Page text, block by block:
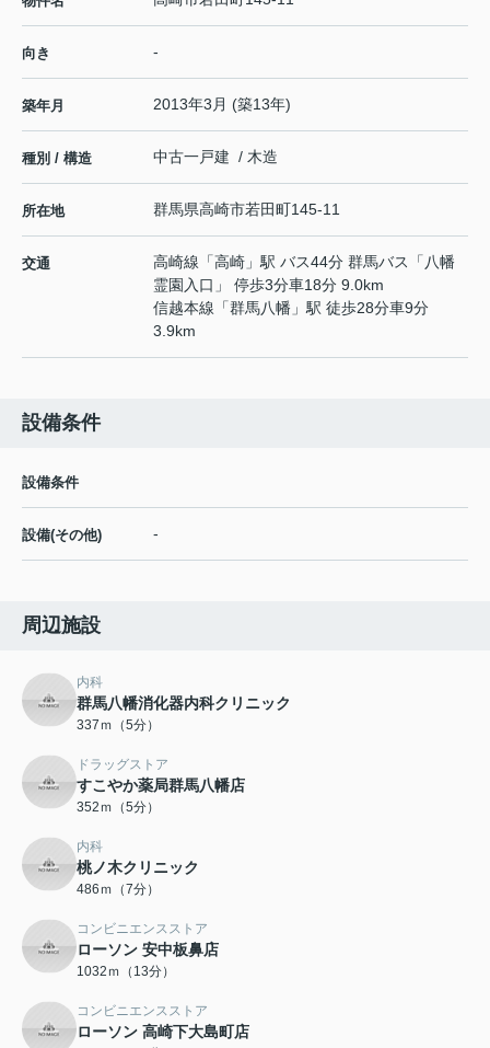
向き -
築年月 2013年3月 (築13年)
種別 / 構造 中古一戸建 / 木造
所在地 群馬県高崎市若田町145-11
交通 高崎線 「高崎 」駅 バス44分 群馬バス「八幡
霊園入口」 停歩3分車18分 9.0km
信越本線 「群馬八幡 」駅 徒歩28分車9分
3.9km
設備条件
設備条件
設備(その他) -
周辺施設
内科
群馬八幡消化器内科クリニック
337ｍ（5分）
ドラッグストア
すこやか薬局群馬八幡店
352ｍ（5分）
内科
桃ノ木クリニック
486ｍ（7分）
コンビニエンスストア
ローソン 安中板鼻店
1032ｍ（13分）
コンビニエンスストア
ローソン 高崎下大島町店